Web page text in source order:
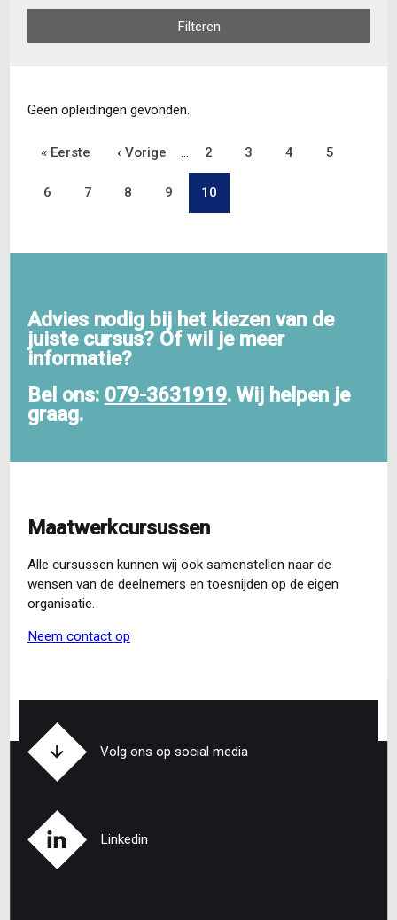
Filteren
Geen opleidingen gevonden.
Paginering
Eerste
pagina
« Eerste Vorige
pagina
‹ Vorige … Pagina
2 Pagina
3 Pagina
4 Pagina
5
Pagina
6 Pagina
7 Pagina
8 Pagina
9 Pagina
10
Advies nodig bij het kiezen van de
juiste cursus? Of wil je meer
informatie?
Bel ons: 079-3631919. Wij helpen je
graag.
Maatwerkcursussen
Alle cursussen kunnen wij ook samenstellen naar de
wensen van de deelnemers en toesnijden op de eigen
organisatie.
Neem contact op
Volg ons op social media
Linkedin